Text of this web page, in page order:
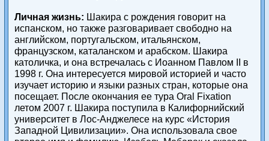
Личная жизнь: Шакира с рождения говорит на
испанском, но также разговаривает свободно на
английском, португальском, итальянском,
французском, каталанском и арабском. Шакира
католичка, и она встречалась с Иоанном Павлом II в
1998 г. Она интересуется мировой историей и часто
изучает историю и языки разных стран, которые она
посещает. После окончания ее тура Oral Fixation
летом 2007 г. Шакира поступила в Калифорнийский
университет в Лос-Анджелесе на курс «История
Западной Цивилизации». Она использовала свое